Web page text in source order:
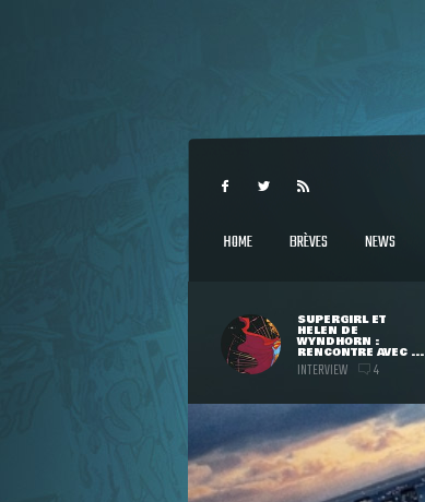
HOME BRÈVES NEWS
SUPERGIRL ET
HELEN DE
WYNDHORN :
RENCONTRE AVEC ...
INTERVIEW 4